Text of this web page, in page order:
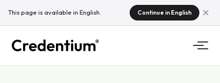
This page is available in English. Continue in English